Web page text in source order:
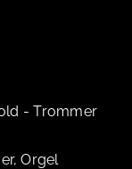
-Trommer
Orgel